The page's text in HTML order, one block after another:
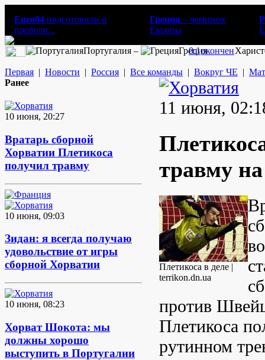
Euro04 подготовили и
провели...
Греция – чемпион
Европы
Португалия – Греция
0:1окончен
Первая | Новости | Россия | Все команды | Вокруг ЧЕ |
Ранее
10 июня, 20:27
Вратарь сборной
Хорватии Плетикоса
получил травму
10 июня, 09:03
Зидан: я всегда получаю
удовольствие от игры
сборной Хорватии
10 июня, 08:23
Хорват Шокота: мы
должны хорошо
выступить в Португалии
11 июня,
травму
Плетикоса в деле |
terrikon.dn.ua
против
Плетикоса
рутинном